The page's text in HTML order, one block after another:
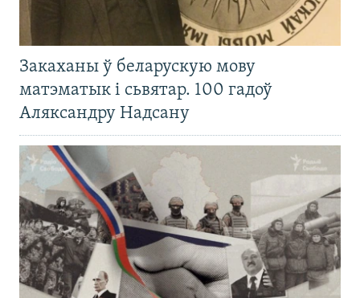
Закаханы ў беларускую мову
матэматык і сьвятар. 100 гадоў
Аляксандру Надсану